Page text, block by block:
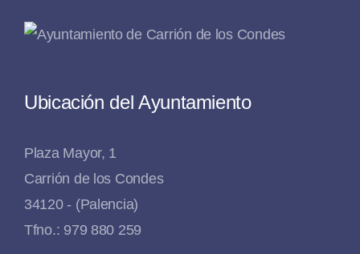
Ubicación del Ayuntamiento
Plaza Mayor, 1
Carrión de los Condes
34120 - (Palencia)
Tfno.: 979 880 259